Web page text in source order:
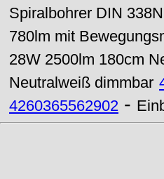
Spiralbohrer DIN
780lm mit
28W 2500lm 180cm
Neutralweiß dimmbar
4260365562902 -